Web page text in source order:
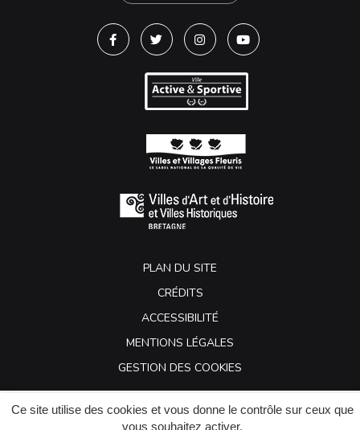
Ce site utilise des cookies et vous donne le contrôle sur ceux que
vous souhaitez activer.
Lien vers le compte Facebook
Lien vers le compte Twitter
Lien vers le compte
Lien vers la chaîne
PLAN DU SITE
CRÉDITS
ACCESSIBILITÉ
MENTIONS LÉGALES
GESTION DES COOKIES